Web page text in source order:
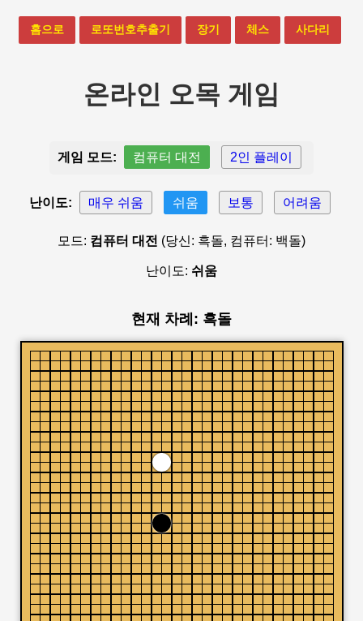
홈으로 로또번호추출기 장기 체스 사다리
온라인 오목 게임
게임 모드: 컴퓨터 대전 2인 플레이
난이도: 매우 쉬움 쉬움 보통 어려움
모드: 컴퓨터 대전 (당신: 흑돌, 컴퓨터: 백돌)
난이도: 쉬움
현재 차례: 흑돌